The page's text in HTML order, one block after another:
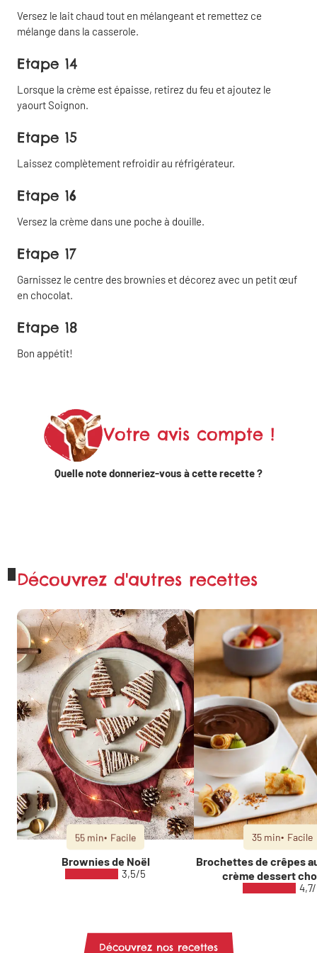
WhatsApp
Versez le lait chaud tout en mélangeant et remettez ce
mélange dans la casserole.
Etape 14
Lorsque la crème est épaisse, retirez du feu et ajoutez le
yaourt Soignon.
Etape 15
Laissez complètement refroidir au réfrigérateur.
Etape 16
Versez la crème dans une poche à douille.
Etape 17
Garnissez le centre des brownies et décorez avec un petit œuf
en chocolat.
Etape 18
Bon appétit!
Votre avis compte !
Quelle note donneriez-vous à cette recette ?
Découvrez d'autres recettes
55 min Facile
Brownies de Noël
3,5/5
35 min Facile
Brochettes de crêpes
crème dessert
Découvrez nos recettes